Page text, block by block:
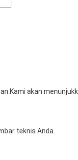
akan
teknis Anda.